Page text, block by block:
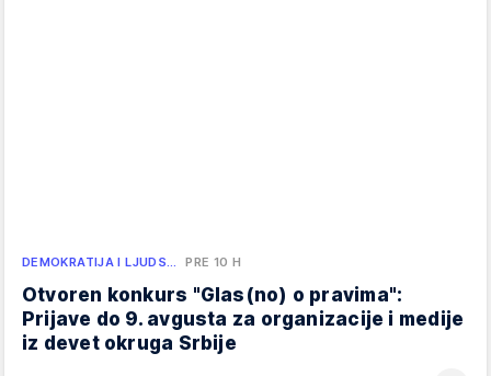
DEMOKRATIJA I LJUDS… PRE 10 H
Otvoren konkurs "Glas(no) o pravima":
Prijave do 9. avgusta za organizacije i medije
iz devet okruga Srbije